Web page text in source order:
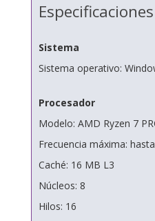
Especificaciones
Sistema
Sistema operativo:
Procesador
Modelo: AMD Ryzen 7
Frecuencia máxima:
Caché: 16 MB L3
Núcleos: 8
Hilos: 16